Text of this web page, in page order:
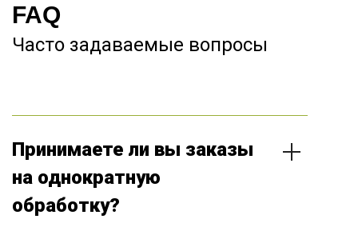
FAQ
Часто задаваемые вопросы
Принимаете ли вы заказы
на однократную
обработку?